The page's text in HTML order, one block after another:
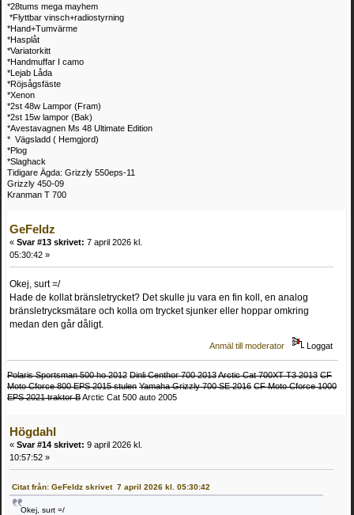
*28tums mega mayhem
*Flyttbar vinsch+radiostyrning
*Hand+Tumvärme
*Hasplåt
*Variatorkitt
*Handmuffar I camo
*Lejab Låda
*Röjsågsfäste
*Xenon
*2st 48w Lampor (Fram)
*2st 15w lampor (Bak)
*Avestavagnen Ms 48 Ultimate Edition
* Vägsladd ( Hemgjord)
*Plog
*Slaghack
Tidigare Ägda: Grizzly 550eps-11
Grizzly 450-09
Kranman T 700
GeFeldz
« Svar #13 skrivet: 7 april 2026 kl.
05:30:42 »
Okej, surt =/
Hade de kollat bränsletrycket? Det skulle ju vara en fin koll, en analog
bränsletrycksmätare och kolla om trycket sjunker eller hoppar omkring
medan den går dåligt.
Anmäl till moderator Loggat
Polaris Sportsman 500 ho 2012 Dinli Centhor 700 2013Arctic Cat 700XT T3 2013 CF
Moto Cforce 800 EPS 2015 stulen Yamaha Grizzly 700 SE 2016 CF Moto Cforce 1000
EPS 2021 traktor BArctic Cat 500 auto 2005
Högdahl
« Svar #14 skrivet: 9 april 2026 kl.
10:57:52 »
Citat från: GeFeldz skrivet 7 april 2026 kl. 05:30:42
Okej, surt =/